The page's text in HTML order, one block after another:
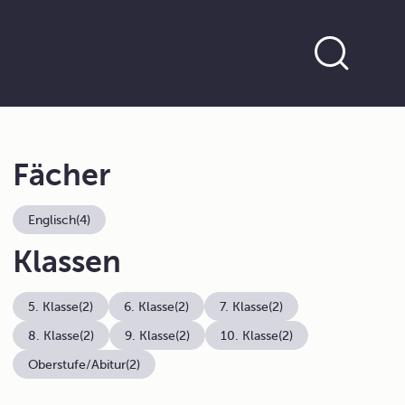
Fächer
Englisch(4)
Klassen
5. Klasse(2) 6. Klasse(2) 7. Klasse(2)
8. Klasse(2) 9. Klasse(2) 10. Klasse(2)
Oberstufe/Abitur(2)